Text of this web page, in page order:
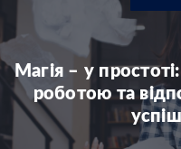
Магія – у
роботою та